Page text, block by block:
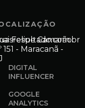
Felipe Camarão
151 - Maracanã -
DIGITAL
INFLUENCER
GOOGLE
ANALYTICS